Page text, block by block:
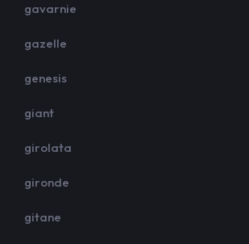
gavarnie
gazelle
genesis
giant
girolata
gironde
gitane